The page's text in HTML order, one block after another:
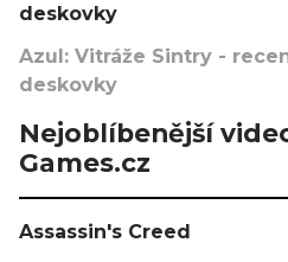
deskovky
Azul: Vitráže Sintry -
deskovky
Nejoblíbenější
Games.cz
Assassin's Creed